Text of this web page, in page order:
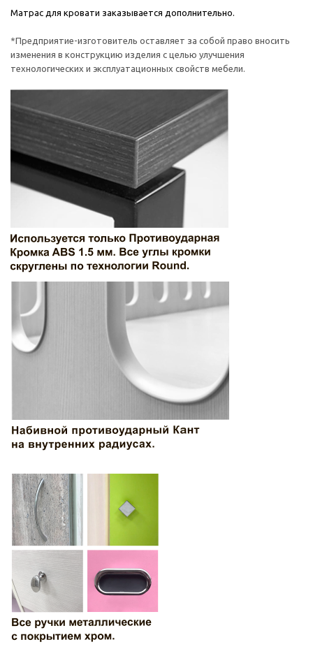
Матрас для кровати заказывается дополнительно.
*Предприятие-изготовитель оставляет за собой право вносить
изменения в конструкцию изделия с целью улучшения
технологических и эксплуатационных свойств мебели.